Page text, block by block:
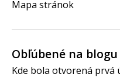
Mapa stránok
Obľúbené na blogu
Kde bola otvorená prvá